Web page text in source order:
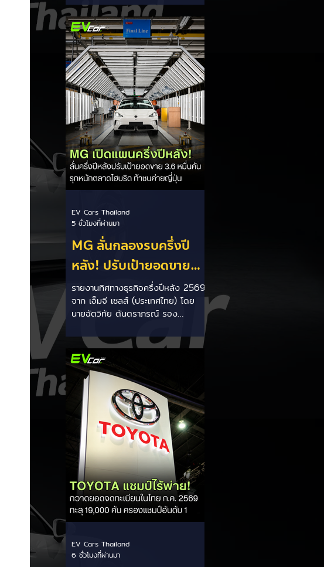
ใช้รถยนต์ไฟฟ้าว่าเหมือน "เป็นโรค"
เพราะเริ่มกังวลเรื่องแบตเตอรี่ตั้งแต่ยัง
เหลือไฟจำนวนมาก และคอยมองหาสถา
นีชาร์จอยู่ตลอดเวลา ซึ่งสื่อมองว่า
เป็นการพาดพิงถึงอาการ Range
Anxiety หรือความกังวลเรื่องระยะทาง
วิ่งของรถ EV Trump ยังระบุว่า
ปัจจุบันรถยนต์ไฟฟ้ามีสัดส่วนเพียง
ประมาณ 7% ของยอดขายรถใหม่ใน
สหรัฐฯ และใช้ตัวเลขนี้เป็นเหตุผล
ประกอบว่า...
MG ลั่นกลองรบครึ่งปี
หลัง! ปรับเป้ายอดขาย
เพิ่มเป็น 36,000 คัน
พร้อมเดินหน้าลงศึกชิง
(HEV)
รายงานทิศทางธุรกิจครึ่งปีหลัง 2569
จาก เอ็มจี เซลส์ (ประเทศไทย) โดย
นายฉัตวิทัย ตันตราภรณ์ รอง
6 เดือนแรก (ม.ค. - มิ.ย.) โตพุ่ง 67%
แตะ 16,920 คัน พร้อมส่งสัญญาณ
ปรับเป้าหมายยอดขายรวมปีนี้เพิ่มขึ้นเป็น
36,000 คัน จากเดิมตั้งไว้ 30,000
คัน โดยพร้อมเร่งส่งมอบรถค้างสต็อก
(Back Order) ทั้งหมดในระยะเวลาอัน
สั้น - ปรับเป้าเติบโต & เคลียร์ Back
Order: ยอดขายครึ่งปีแรกที่เติบโตสูง
ถึง 67% ประกอบกับการแก้ไขปัญหา
การนำเข้าชิ้นส่วนจากสถานการณ์
ตึงเครียดในตะว
EV Cars Thailand
5 ชั่วโมงที่ผ่านมา
EV Cars Thailand
6 ชั่วโมงที่ผ่านมา